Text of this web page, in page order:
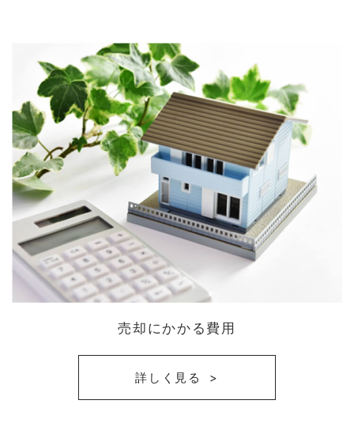
売却にかかる費用
詳しく見る